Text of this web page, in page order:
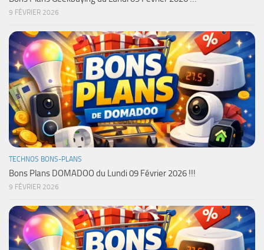
9 FÉVRIER 2026
TECHNOS BONS-PLANS
Bons Plans DOMADOO du Lundi 09 Février 2026 !!!
9 FÉVRIER 2026